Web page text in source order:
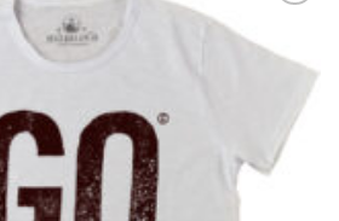
alla lista
dei